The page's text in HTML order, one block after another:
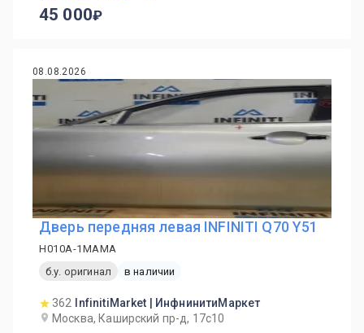
45 000
08.08.2026
Дверь передняя левая INFINITI Q70 Y51
H010A-1MAMA
б.у. оригинал
в наличии
362
InfinitiMarket | ИнфнинитиМаркет
Москва, Каширский пр-д, 17с10